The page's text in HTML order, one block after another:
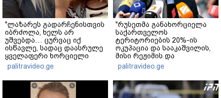
"ლაზარეს გადარჩენისთვის
იბრძოლა, ხელს არ
უშვებდა… ცურვაც იქ
ისწავლე, სადაც დაასრულე
ყველაფერი ხორციელი
ცხოვრებიდან" – რას წერს
ხობში დაღუპული დედა-
შვილის ახლობელი?
palitravideo.ge
"რუსეთმა განახორციელა
საქართველოს
ტერიტორიების 20%-ის
ოკუპაცია და სააკაშვილის,
მისი რეჟიმის და
"ნაცმოძრაობის" ღალატი
ვერანაირად ვერ
გადაფარავს ამ
დანაშაულს" - ირაკლი
კობახიძე
palitravideo.ge